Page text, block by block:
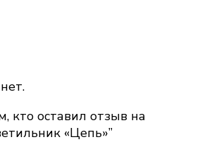
кто оставил отзыв на
«Цепь»”